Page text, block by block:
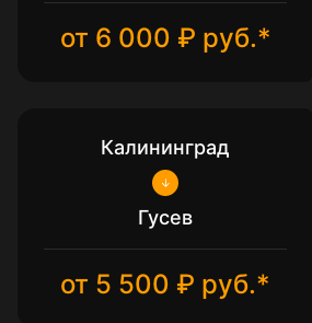
от 6 000 ₽ руб.*
Калининград
Гусев
от 5 500 ₽ руб.*